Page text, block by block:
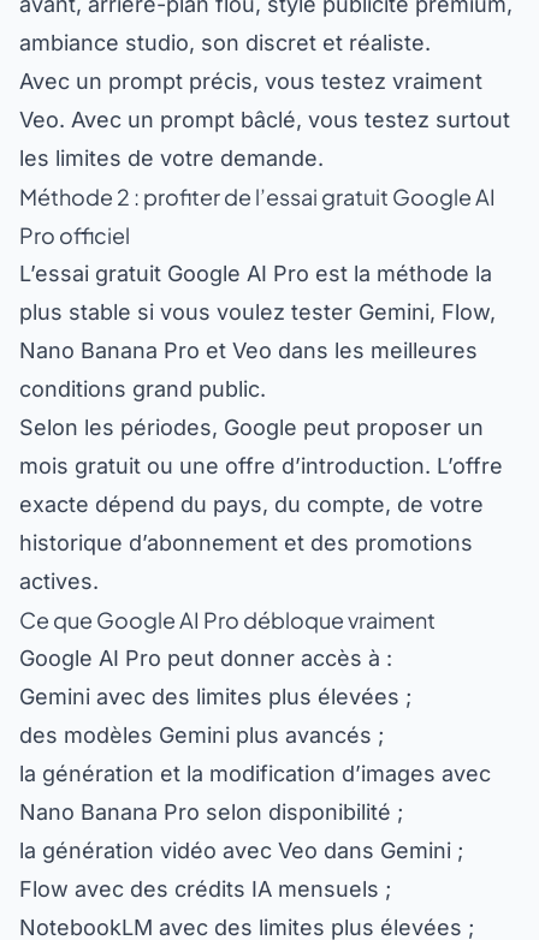
ambiance studio, son discret et réaliste.
Avec un prompt précis, vous testez vraiment
Veo. Avec un prompt bâclé, vous testez surtout
les limites de votre demande.
Méthode 2 : profiter de l’essai gratuit Google AI
Pro officiel
L’essai gratuit Google AI Pro est la méthode la
plus stable si vous voulez tester Gemini, Flow,
Nano Banana Pro et Veo dans les meilleures
conditions grand public.
Selon les périodes, Google peut proposer un
mois gratuit ou une offre d’introduction. L’offre
exacte dépend du pays, du compte, de votre
historique d’abonnement et des promotions
actives.
Ce que Google AI Pro débloque vraiment
Google AI Pro peut donner accès à :
Gemini avec des limites plus élevées ;
des modèles Gemini plus avancés ;
la génération et la modification d’images avec
Nano Banana Pro selon disponibilité ;
la génération vidéo avec Veo dans Gemini ;
Flow avec des crédits IA mensuels ;
NotebookLM avec des limites plus élevées ;